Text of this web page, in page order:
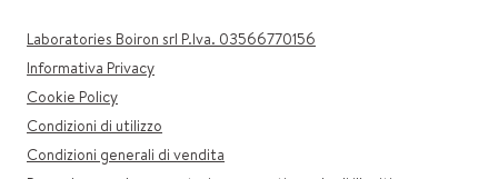
Laboratories Boiron srl P.Iva. 03566770156
Informativa Privacy
Cookie Policy
Condizioni di utilizzo
Condizioni generali di vendita